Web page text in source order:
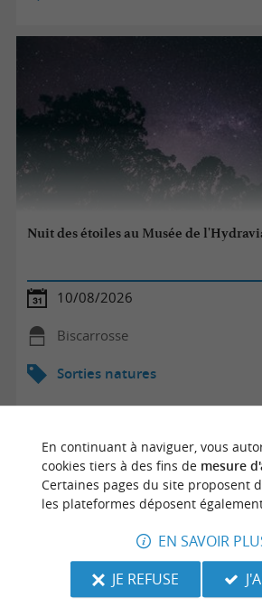
Nuit des étoiles au Musée de
10/08/2026
Biscarrosse
Sorties natures
En continuant à naviguer, vous
cookies tiers à des fins de mesure
Certaines pages du site proposent
les plateformes déposent
EN SAVOIR
JE REFUSE